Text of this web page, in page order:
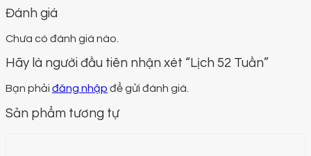
Đánh giá
Chưa có đánh giá nào.
Hãy là người đầu tiên nhận xét “Lịch 52 Tuần”
Bạn phải đăng nhập để gửi đánh giá.
Sản phẩm tương tự